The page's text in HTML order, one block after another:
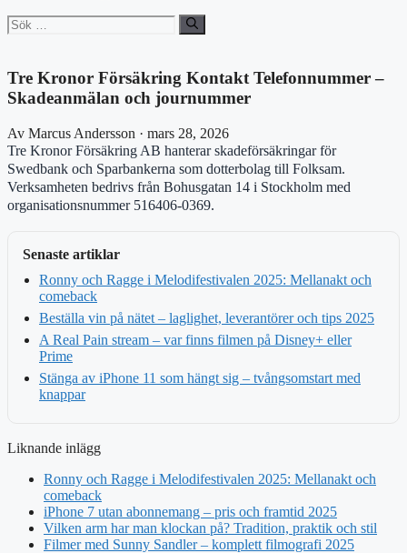
Sök
efter:
Tre Kronor Försäkring Kontakt Telefonnummer –
Skadeanmälan och journummer
Av Marcus Andersson · mars 28, 2026
Tre Kronor Försäkring AB hanterar skadeförsäkringar för
Swedbank och Sparbankerna som dotterbolag till Folksam.
Verksamheten bedrivs från Bohusgatan 14 i Stockholm med
organisationsnummer 516406-0369.
Senaste artiklar
Ronny och Ragge i Melodifestivalen 2025: Mellanakt och
comeback
Beställa vin på nätet – laglighet, leverantörer och tips 2025
A Real Pain stream – var finns filmen på Disney+ eller
Prime
Stänga av iPhone 11 som hängt sig – tvångsomstart med
knappar
Liknande inlägg
Ronny och Ragge i Melodifestivalen 2025: Mellanakt och
comeback
iPhone 7 utan abonnemang – pris och framtid 2025
Vilken arm har man klockan på? Tradition, praktik och stil
Filmer med Sunny Sandler – komplett filmografi 2025